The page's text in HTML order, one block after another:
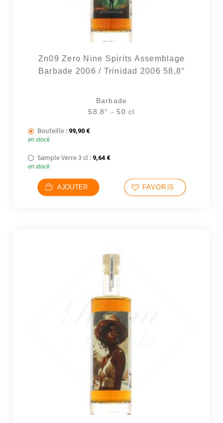
Zn09 Zero Nine Spirits Assemblage
Barbade 2006 / Trinidad 2006 58,8°
Barbade
58.8° - 50 cl
Bouteille : 99,90 €
en stock
Sample Verre 3 cl : 9,64 €
en stock
AJOUTER FAVORIS